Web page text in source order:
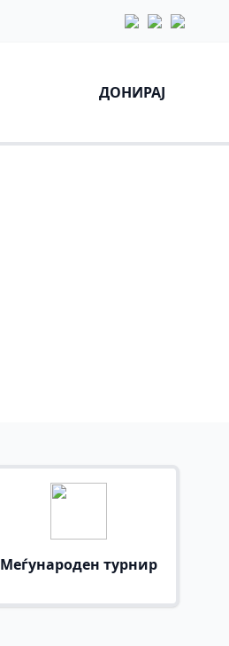
ДОНИРАЈ
Меѓународен турнир